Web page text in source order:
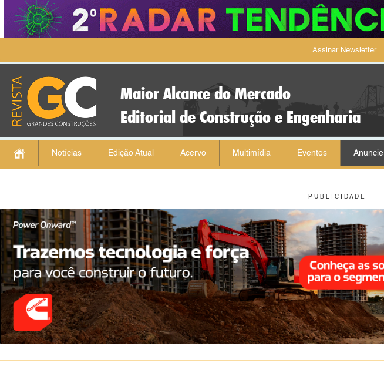
Assinar Newsletter
Maior Alcance do Mercado
Editorial de Construção e Engenharia
Notícias Edição Atual Acervo Multimídia Eventos Anuncie
P U B L I C I D A D E